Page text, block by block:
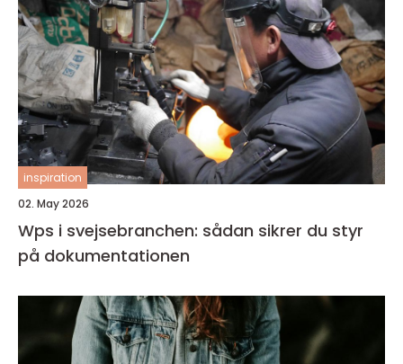
inspiration
02. May 2026
Wps i svejsebranchen: sådan sikrer du styr
på dokumentationen